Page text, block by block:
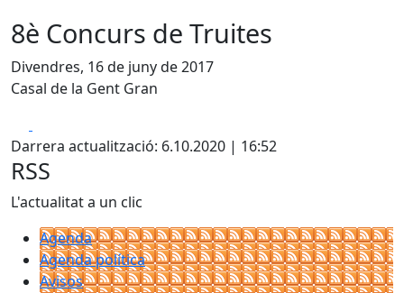
8è Concurs de Truites
Divendres, 16 de juny de 2017
Casal de la Gent Gran
Darrera actualització: 6.10.2020 | 16:52
RSS
L'actualitat a un clic
Agenda
Agenda política
Avisos